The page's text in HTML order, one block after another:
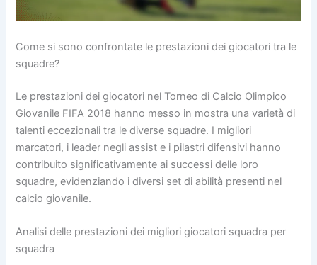
Come si sono confrontate le prestazioni dei giocatori tra le
squadre?
Le prestazioni dei giocatori nel Torneo di Calcio Olimpico
Giovanile FIFA 2018 hanno messo in mostra una varietà di
talenti eccezionali tra le diverse squadre. I migliori
marcatori, i leader negli assist e i pilastri difensivi hanno
contribuito significativamente ai successi delle loro
squadre, evidenziando i diversi set di abilità presenti nel
calcio giovanile.
Analisi delle prestazioni dei migliori giocatori squadra per
squadra